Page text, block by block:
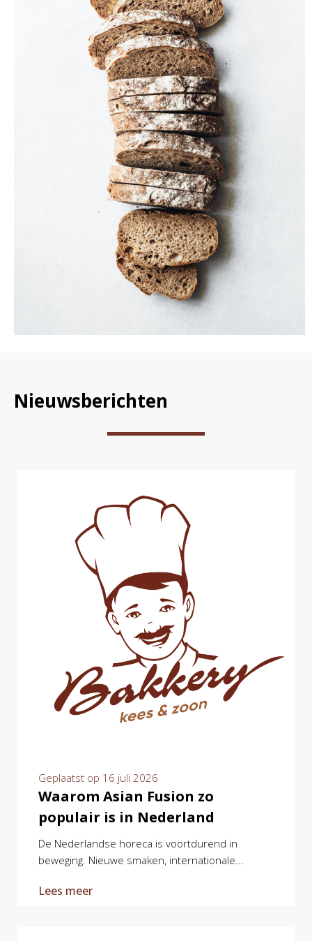
Nieuwsberichten
Geplaatst op 16 juli 2026
Waarom Asian Fusion zo
populair is in Nederland
De Nederlandse horeca is voortdurend in
beweging. Nieuwe smaken, internationale...
Lees meer